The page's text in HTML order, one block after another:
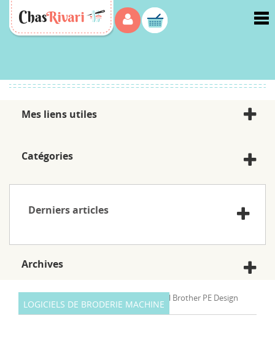
Menu
Mes liens utiles
Catégories
Derniers articles
Archives
LOGICIELS DE BRODERIE MACHINE